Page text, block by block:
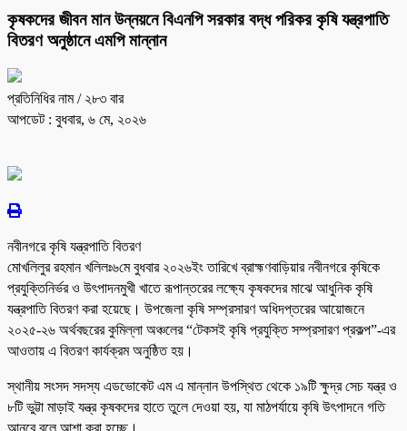
কৃষকদের জীবন মান উন্নয়নে বিএনপি সরকার বদ্ধ পরিকর কৃষি যন্ত্রপাতি
বিতরণ অনুষ্ঠানে এমপি মান্নান
প্রতিনিধির নাম/ ২৮৩ বার
আপডেট : বুধবার, ৬ মে, ২০২৬
নবীনগরে কৃষি যন্ত্রপাতি বিতরণ
মোখলিলুর রহমান খলিলঃ৬মে বুধবার ২০২৬ইং তারিখে ব্রাহ্মণবাড়িয়ার নবীনগরে কৃষিকে
প্রযুক্তিনির্ভর ও উৎপাদনমুখী খাতে রূপান্তরের লক্ষ্যে কৃষকদের মাঝে আধুনিক কৃষি
যন্ত্রপাতি বিতরণ করা হয়েছে। উপজেলা কৃষি সম্প্রসারণ অধিদপ্তরের আয়োজনে
২০২৫-২৬ অর্থবছরের কুমিল্লা অঞ্চলের “টেকসই কৃষি প্রযুক্তি সম্প্রসারণ প্রকল্প”-এর
আওতায় এ বিতরণ কার্যক্রম অনুষ্ঠিত হয়।
স্থানীয় সংসদ সদস্য এডভোকেট এম এ মান্নান উপস্থিত থেকে ১৯টি ক্ষুদ্র সেচ যন্ত্র ও
৮টি ভুট্টা মাড়াই যন্ত্র কৃষকদের হাতে তুলে দেওয়া হয়, যা মাঠপর্যায়ে কৃষি উৎপাদনে গতি